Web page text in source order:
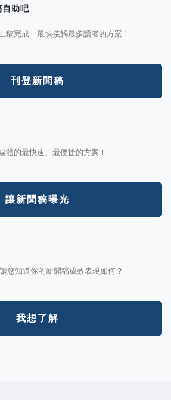
自助吧
稿完成，最快接觸最多讀者的方案！
刊登新聞稿
體的最快速、最便捷的方案！
讓新聞稿曝光
您知道你的新聞稿成效表現如何？
我想了解